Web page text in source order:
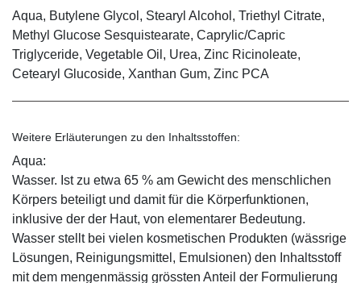
Aqua, Butylene Glycol, Stearyl Alcohol, Triethyl Citrate,
Methyl Glucose Sesquistearate, Caprylic/Capric
Triglyceride, Vegetable Oil, Urea, Zinc Ricinoleate,
Cetearyl Glucoside, Xanthan Gum, Zinc PCA
Weitere Erläuterungen zu den Inhaltsstoffen:
Aqua:
Wasser. Ist zu etwa 65 % am Gewicht des menschlichen
Körpers beteiligt und damit für die Körperfunktionen,
inklusive der der Haut, von elementarer Bedeutung.
Wasser stellt bei vielen kosmetischen Produkten (wässrige
Lösungen, Reinigungsmittel, Emulsionen) den Inhaltsstoff
mit dem mengenmässig grössten Anteil der Formulierung